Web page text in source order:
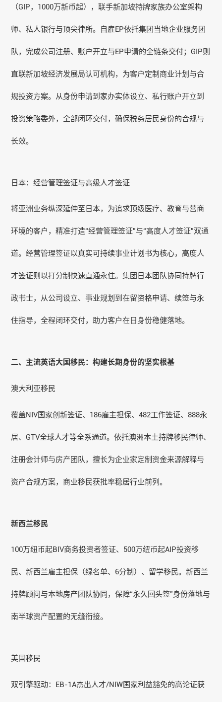
（GIP，1000万新币起），联手新加坡持牌家族办公室架构
师、私人银行与顶尖律所。自雇EP依托集团当地企业服务团
队，完成公司注册、账户开立与EP申请的全链条交付；GIP则
直联新加坡经济发展局认可机构，为客户定制商业计划与合
规投资方案。从身份申请到家办实体设立、私行账户开立到
投资策略委外，全部闭环交付，确保税务居民身份的合规与
长效。
日本：经营管理签证与高级人才签证
将亚洲业务纵深延伸至日本，为追求顶级医疗、教育与营商
环境的客户，精准打造“经营管理签证”与“高度人才签证”双通
道。经营管理签证以真实可持续事业计划书为核心，高度人
才签证则以打分制快速直通永住。集团日本团队协同持牌行
政书士，从公司设立、事业规划到在留资格申请、续签与永
住指导，全程闭环交付，助力客户在日身份稳健落地。
二、主流英语大国移民：构建长期身份的坚实根基
澳大利亚移民
覆盖NIV国家创新签证、 186雇主担保、482工作签证、888永
居、GTV全球人才等全系通道。依托澳洲本土持牌移民律师、
注册会计师与房产团队，擅长为企业家定制资金来源解释与
资产合规方案，商业移民获批率稳居行业前列。
新西兰移民
100万纽币起BIV商务投资者签证、500万纽币起AIP投资移
民、新西兰雇主担保（绿名单、6分制）、留学移民。新西兰
持牌顾问与本地房产团队协同，保障“永久回头签”身份落地与
南半球资产配置的无缝衔接。
美国移民
双引擎驱动：EB-1A杰出人才/NIW国家利益豁免的高论证获